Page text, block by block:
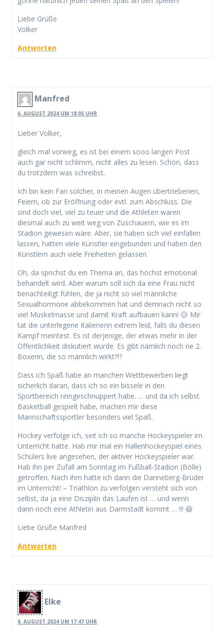
Liebe Grüße
Volker
Antworten
Manfred
6. AUGUST 2024 UM 18:05 UHR
Lieber Volker,
gleich mal vorweg, es ist bei einem sooo langen Post
auch gar nicht schlimm, nicht alles zu lesen. Schön, dass
du trotzdem was schreibst.
Ich bin kein Fan solcher, in meinen Augen übertriebenen,
Feiern, ob zur Eröffnung oder evtl. zum Abschluss. Die
sind doch viel, viel zu teuer und die Athleten waren
diesmal auch zu weit weg von Zuschauern, wie es im
Stadion gewesen wäre. Aber, sie haben sich viel einfallen
lassen, hatten viele Künstler eingebunden und haben den
Künstlern auch viele Freiheiten gelassen.
Oh, da sprichst du ein Thema an, das höchst emotional
behandelt wird. Aber warum soll sich da eine Frau nicht
benachteiligt fühlen, die ja nicht so viel männliche
Sexualhormone abbekommen hat und demnach nicht so
viel Muskelmasse und damit Kraft aufbauen kann! 😥 Mir
tat die unterlegene Italienerin extrem leid, falls du diesen
Kampf meintest. Es ist derjenige, der etwas mehr in der
Öffentlichkeit diskutiert wurde. Es gibt nämlich noch ne 2.
Boxerin, die so männlich wirkt?!?
Dass ich Spaß habe an manchen Wettbewerben liegt
sicherlich daran, dass ich so ein bissele in den
Sportbereich reingeschnuppert habe. … und da ich selbst
Basketball gespielt habe, machen mir diese
Mannschaftssportler besonders viel Spaß.
Hockey verfolge ich, seit ich so manche Hockeyspieler im
Unterricht hatte. Hab mir mal ein Hallenhockeyspiel eines
Schülers live angesehen, der aktiver Hockeyspieler war.
Hab ihn per Zufall am Sonntag im Fußball-Stadion (Bölle)
getroffen. Nach ihm hatte ich dann die Danneberg-Brüder
im Unterricht! – Triathlon zu verfolgen versteht sich von
selbst, da ja eine Disziplin das Laufen ist … und wenn
dann noch eine Athletin aus Darmstadt kommt … !!! 😆
Liebe Grüße Manfred
Antworten
Elke
6. AUGUST 2024 UM 17:47 UHR